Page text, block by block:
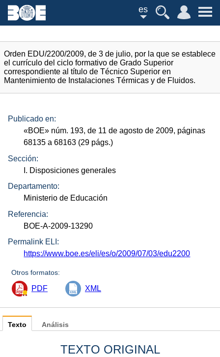
es
Orden EDU/2200/2009, de 3 de julio, por la que se establece
el currículo del ciclo formativo de Grado Superior
correspondiente al título de Técnico Superior en
Mantenimiento de Instalaciones Térmicas y de Fluidos.
Publicado en:
«BOE» núm. 193, de 11 de agosto de 2009, páginas
68135 a 68163 (29 págs.)
Sección:
I. Disposiciones generales
Departamento:
Ministerio de Educación
Referencia:
BOE-A-2009-13290
Permalink ELI:
https://www.boe.es/eli/es/o/2009/07/03/edu2200
Otros formatos:
PDF XML
Texto
TEXTO ORIGINAL
Análisis